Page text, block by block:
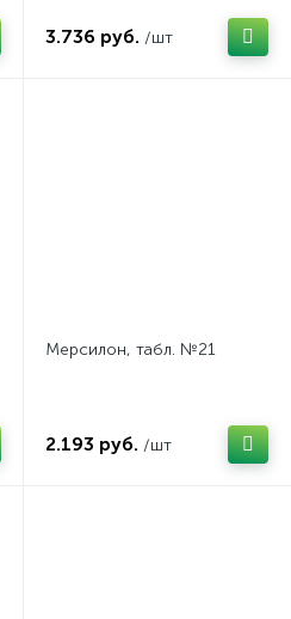
3.736 руб. /шт
Мерсилон, табл. №21
2.193 руб. /шт